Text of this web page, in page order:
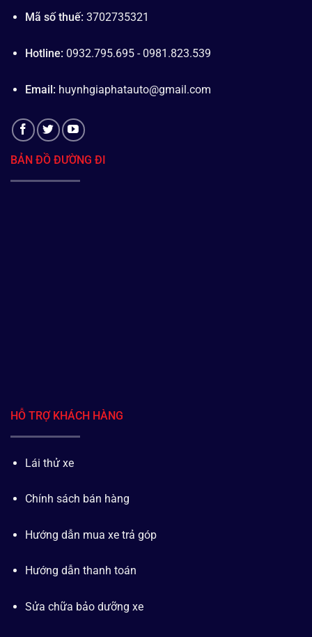
Mã số thuế: 3702735321
Hotline: 0932.795.695 - 0981.823.539
Email: huynhgiaphatauto@gmail.com
BẢN ĐỒ ĐƯỜNG ĐI
HỖ TRỢ KHÁCH HÀNG
Lái thử xe
Chính sách bán hàng
Hướng dẫn mua xe trả góp
Hướng dẫn thanh toán
Sửa chữa bảo dưỡng xe